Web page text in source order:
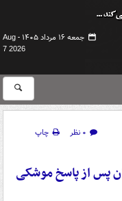
جمعه ۱۶ مرداد ۱۴۰۵ -
Aug
7 2026
۰ نظر
چاپ
پس از پاسخ موشکی